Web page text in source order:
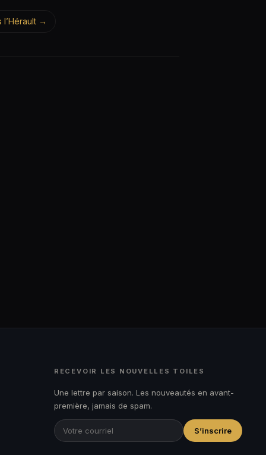
l’Hérault →
RECEVOIR LES NOUVELLES TOILES
Une lettre par saison. Les nouveautés en avant-
première, jamais de spam.
S’inscrire